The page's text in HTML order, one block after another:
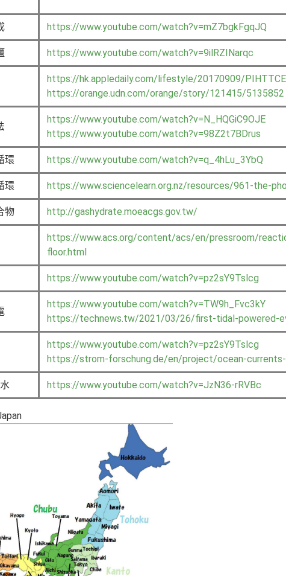
https://www.youtube.com/watch?v=mZ7bgkFgqJQ
https://www.youtube.com/watch?v=9ilRZINarqc
https://hk.appledaily.com/lifestyle/20170909/
https://orange.udn.com/orange/story/121415/5135852
https://www.youtube.com/watch?v=N_HQGiC9OJE
https://www.youtube.com/watch?v=98Z2t7BDrus
環 https://www.youtube.com/watch?v=q_4hLu_3YbQ
環 https://www.sciencelearn.org.nz/resources/961-the-
物 http://gashydrate.moeacgs.gov.tw/
https://www.acs.org/content/acs/en/pressroom/
floor.html
https://www.youtube.com/watch?v=pz2sY9Tslcg
https://www.youtube.com/watch?v=TW9h_Fvc3kY
https://technews.tw/2021/03/26/first-tidal-powered-
https://www.youtube.com/watch?v=pz2sY9Tslcg
https://strom-forschung.de/en/project/ocean-
https://www.youtube.com/watch?v=JzN36-rRVBc